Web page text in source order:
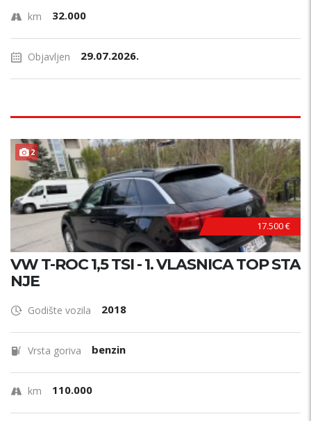
km 32.000
Objavljen 29.07.2026.
2 PRILIKA !
17.500 €
VW T-ROC 1,5 TSI - 1. VLASNICA TOP STA
NJE
Godište vozila 2018
Vrsta goriva benzin
km 110.000